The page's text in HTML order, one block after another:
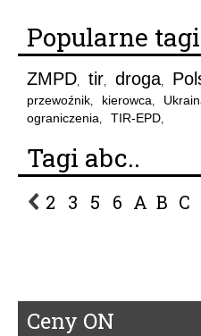
Popularne tagi
ZMPD, tir, droga,
przewoźnik, kierowca,
ograniczenia, TIR-EPD,
Tagi abc..
2 3 5 6 A B C
Ceny ON